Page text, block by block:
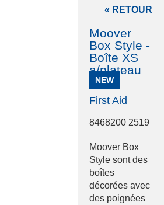
« RETOUR
Moover
Box Style -
Boîte XS
a/plateau
NEW
First Aid
8468200 2519
Moover Box
Style sont des
boîtes
décorées avec
des poignées